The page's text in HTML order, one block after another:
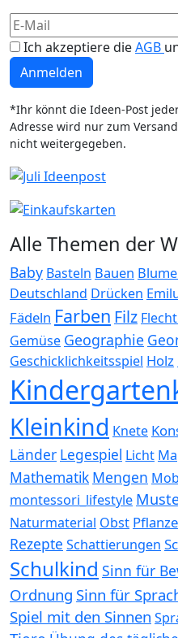
Ich akzeptiere dieAGB
Anmelden
*Ihr könnt die Ideen-Post
Adresse wird nur zum
nicht weitergegeben.
Alle Themen der
Baby Basteln Bauen
Deutschland Drücken
Fädeln Farben Filz
Gemüse Geographie
Geschicklichkeitsspiel Holz
Kleinkind Knete
Länder Legespiel Licht
Mathematik Mengen
montessori_lifestyle
Naturmaterial Obst
Rezepte Schattierungen
Schulkind Sinn für
Ordnung Sinn für
Spiel mit den Sinnen